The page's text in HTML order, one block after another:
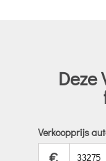
Deze
Verkoopprijs